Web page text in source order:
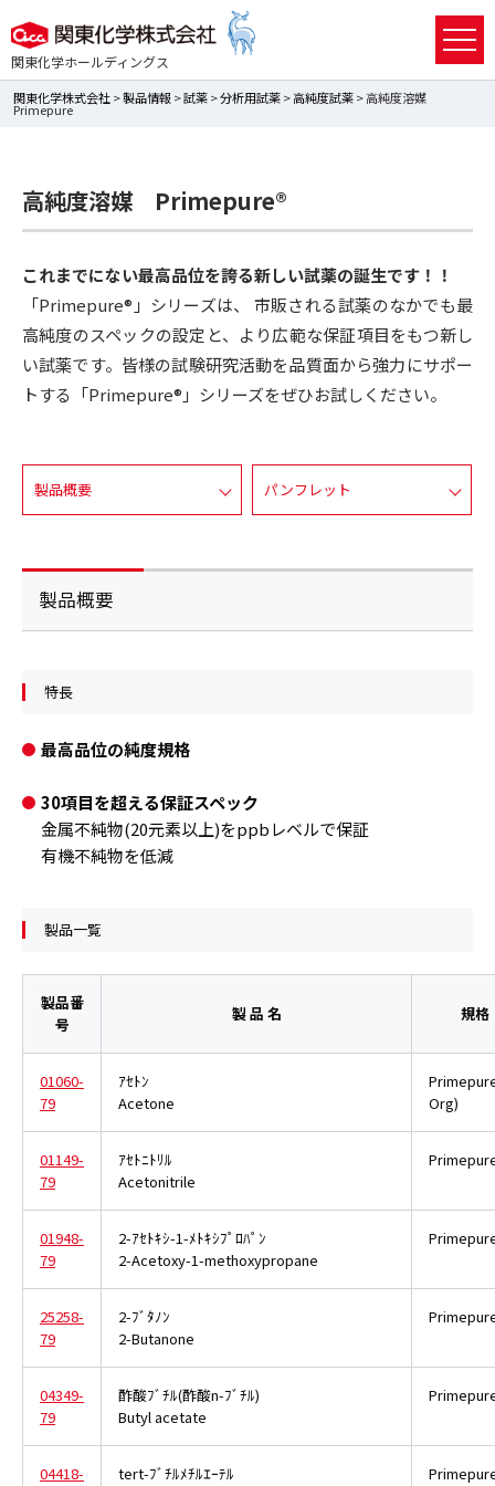
関東化学ホールディングス
関東化学株式会社>製品情報>試薬>分析用試薬>高純度試薬> 高純度溶媒
Primepure
高純度溶媒 Primepure®
これまでにない最高品位を誇る新しい試薬の誕生です！！
「Primepure®」シリーズは、 市販される試薬のなかでも最
高純度のスペックの設定と、より広範な保証項目をもつ新し
い試薬です。皆様の試験研究活動を品質面から強力にサポー
トする「Primepure®」シリーズをぜひお試しください。
製品概要 パンフレット
製品概要
特長
最高品位の純度規格
30項目を超える保証スペック
金属不純物(20元素以上)をppbレベルで保証
有機不純物を低減
製品一覧
製品番
号
製 品 名 規格
01060-
79
ｱｾﾄﾝ
Acetone
Org)
01149-
79
ｱｾﾄﾆﾄﾘﾙ
Acetonitrile
01948-
79
2-ｱｾﾄｷｼ-1-ﾒﾄｷｼﾌﾟﾛﾊﾟﾝ
2-Acetoxy-1-methoxypropane
25258-
79
2-ﾌﾞﾀﾉﾝ
2-Butanone
04349-
79
酢酸ﾌﾞﾁﾙ(酢酸n-ﾌﾞﾁﾙ)
Butyl acetate
04418-
tert-ﾌﾞﾁﾙﾒﾁﾙｴｰﾃﾙ